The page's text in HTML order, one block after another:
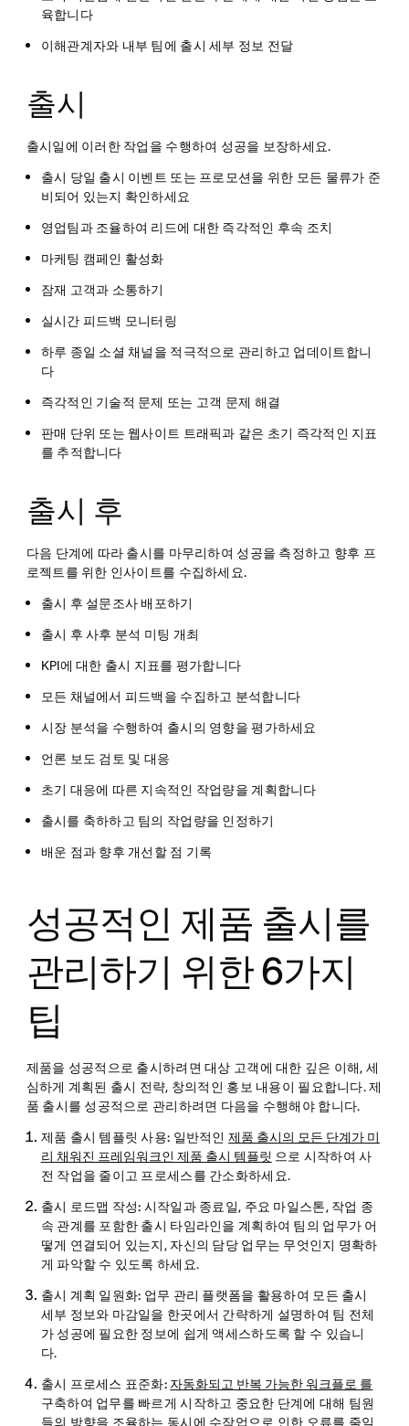
육합니다
이해관계자와 내부 팀에 출시 세부 정보 전달
출시
출시일에 이러한 작업을 수행하여 성공을 보장하세요.
출시 당일 출시 이벤트 또는 프로모션을 위한 모든 물류가 준
비되어 있는지 확인하세요
영업팀과 조율하여 리드에 대한 즉각적인 후속 조치
마케팅 캠페인 활성화
잠재 고객과 소통하기
실시간 피드백 모니터링
하루 종일 소셜 채널을 적극적으로 관리하고 업데이트합니
다
즉각적인 기술적 문제 또는 고객 문제 해결
판매 단위 또는 웹사이트 트래픽과 같은 초기 즉각적인 지표
를 추적합니다
출시 후
다음 단계에 따라 출시를 마무리하여 성공을 측정하고 향후 프
로젝트를 위한 인사이트를 수집하세요.
출시 후 설문조사 배포하기
출시 후 사후 분석 미팅 개최
KPI에 대한 출시 지표를 평가합니다
모든 채널에서 피드백을 수집하고 분석합니다
시장 분석을 수행하여 출시의 영향을 평가하세요
언론 보도 검토 및 대응
초기 대응에 따른 지속적인 작업량을 계획합니다
출시를 축하하고 팀의 작업량을 인정하기
배운 점과 향후 개선할 점 기록
성공적인 제품 출시를
관리하기 위한 6가지
팁
제품을 성공적으로 출시하려면 대상 고객에 대한 깊은 이해, 세
심하게 계획된 출시 전략, 창의적인 홍보 내용이 필요합니다. 제
품 출시를 성공적으로 관리하려면 다음을 수행해야 합니다.
제품 출시 템플릿 사용: 일반적인 제품 출시의 모든 단계가 미
리 채워진 프레임워크인 제품 출시 템플릿 으로 시작하여 사
전 작업을 줄이고 프로세스를 간소화하세요.
출시 로드맵 작성: 시작일과 종료일, 주요 마일스톤, 작업 종
속 관계를 포함한 출시 타임라인을 계획하여 팀의 업무가 어
떻게 연결되어 있는지, 자신의 담당 업무는 무엇인지 명확하
게 파악할 수 있도록 하세요.
출시 계획 일원화: 업무 관리 플랫폼을 활용하여 모든 출시
세부 정보와 마감일을 한곳에서 간략하게 설명하여 팀 전체
가 성공에 필요한 정보에 쉽게 액세스하도록 할 수 있습니
다.
출시 프로세스 표준화: 자동화되고 반복 가능한 워크플로 를
구축하여 업무를 빠르게 시작하고 중요한 단계에 대해 팀원
들의 방향을 조율하는 동시에 수작업으로 인한 오류를 줄일